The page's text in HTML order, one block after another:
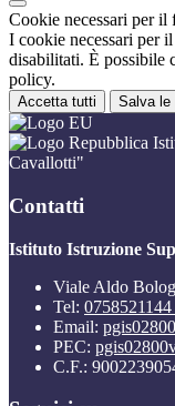
Cookie necessari per il
I cookie necessari per
disabilitati. È possibile
policy.
Accetta tutti Salva le
Cavallotti"
Contatti
Istituto Istruzione
Viale Aldo
Tel:
Email:
PEC:
C.F.: